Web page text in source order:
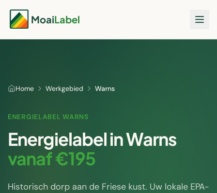
MoaiLabel
Home Werkgebied Warns
ENERGIELABELWARNS
Energielabel inWarns
vanaf €195
Historisch dorp aan de Friese kust. Uw lokale EPA-